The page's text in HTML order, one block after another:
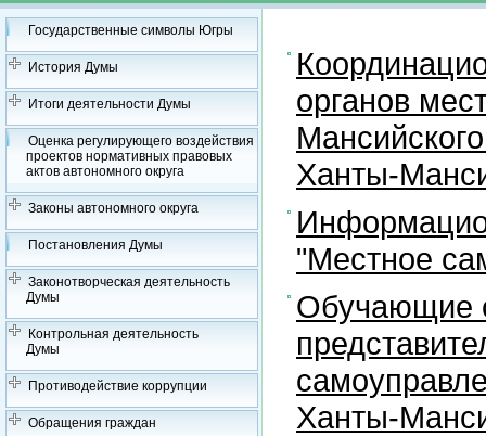
Государственные символы Югры
История Думы
Итоги деятельности Думы
Оценка регулирующего воздействия
проектов нормативных правовых
актов автономного округа
Законы автономного округа
Постановления Думы
Законотворческая деятельность
Думы
Контрольная деятельность
Думы
Противодействие коррупции
Обращения граждан
органов
Ханты-
"Местное
Обучающие
Ханты-